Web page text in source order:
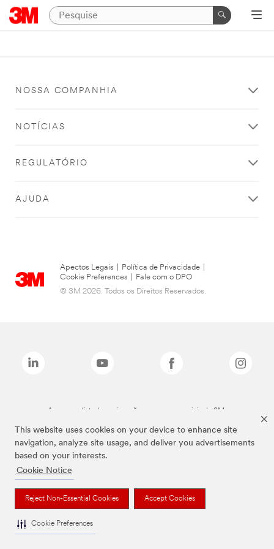
This website uses cookies on your device to enhance site
navigation, analyze site usage, and deliver you advertisements
based on your interests.
Cookie Notice
Reject Non-Essential Cookies Accept Cookies
Cookie Preferences
NOSSA COMPANHIA
NOTÍCIAS
REGULATÓRIO
AJUDA
Apectos Legais Política de Privacidade
Cookie Preferences
Fale com o DPO
© 3M 2026. Todos os Direitos Reservados.
As marcas listadas a cima são marcas comerciais da 3M.